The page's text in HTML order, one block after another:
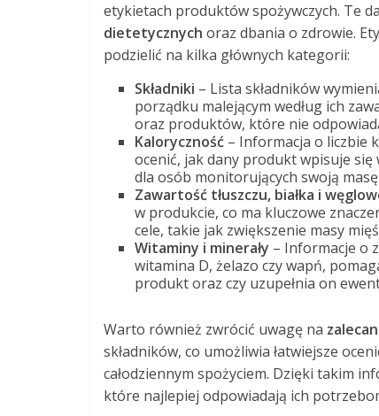
etykietach produktów spożywczych. Te
dietetycznych oraz dbania o zdrowie.
podzielić na kilka głównych kategorii:
Składniki – Lista składników
porządku malejącym według ich
oraz produktów, które nie
Kaloryczność – Informacja o liczbie
ocenić, jak dany produkt wpisuje
dla osób monitorujących swoją masę
Zawartość tłuszczu, białka i
w produkcie, co ma kluczowe
cele, takie jak zwiększenie masy
Witaminy i minerały – Informacje o
witamina D, żelazo czy wapń,
produkt oraz czy uzupełnia on
Warto również zwrócić uwagę na
składników, co umożliwia łatwiejsze
całodziennym spożyciem. Dzięki takim
które najlepiej odpowiadają ich